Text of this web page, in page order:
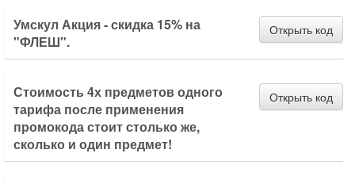
Умскул Акция - скидка 15% на
"ФЛЕШ".
Открыть код
Стоимость 4х предметов одного
тарифа после применения
промокода стоит столько же,
сколько и один предмет!
Открыть код